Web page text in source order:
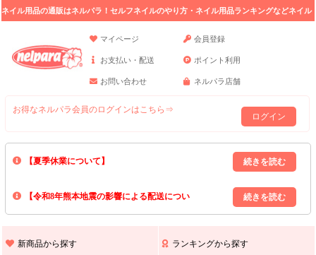
ネイル用品の通販はネルパラ！セルフネイルのやり方・ネイル用品ランキングなどネイル
マイページ
会員登録
お支払い・配送 ポイント利用
お問い合わせ ネルパラ店舗
お得なネルパラ会員のログインはこちら⇒
ログイン
【夏季休業について】
8/13(木)～8/16(日)の間｢出荷業務・お問い合わせ業務｣はお休みいたしま
上記期間中のご注文・お問い合わせは8/17(月)以降の対応となりますので
【令和8年熊本地震の影響による配送につい
また､ 九州全域でお荷物のお届けに遅延が生じております｡
新商品から探す ランキングから探す